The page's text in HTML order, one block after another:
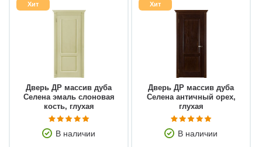
Хит
Дверь ДР массив дуба
Селена эмаль слоновая
кость, глухая
В наличии
Хит
Дверь ДР массив дуба
Селена античный орех,
глухая
В наличии